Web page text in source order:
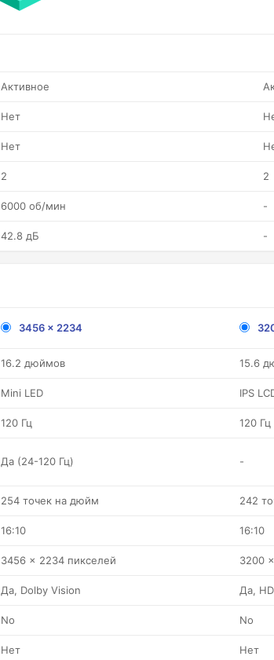
Активное
Нет
Нет
2 2
6000 об/мин -
42.8 дБ -
3456 x 2234
16.2 дюймов 15.6
Mini LED IPS
120 Гц 120 Гц
Да (24-120 Гц) -
254 точек на дюйм 242
16:10 16:10
3456 x 2234 пикселей 3200
Да, Dolby Vision Да,
No No
Нет Нет